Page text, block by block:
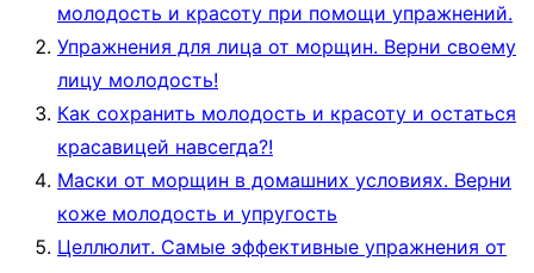
молодость и красоту при помощи упражнений.
Упражнения для лица от морщин. Верни своему
лицу молодость!
Как сохранить молодость и красоту и остаться
красавицей навсегда?!
Маски от морщин в домашних условиях. Верни
коже молодость и упругость
Целлюлит. Самые эффективные упражнения от